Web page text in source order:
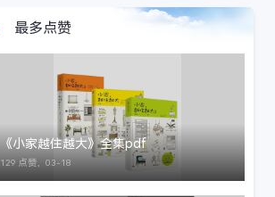
最多点赞
《小家越住越大》全集pdf
129 点赞， 03-18